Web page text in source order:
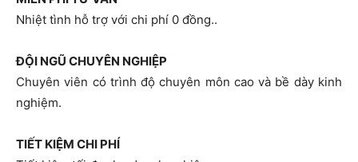
Nhiệt tình hỗ trợ với chi phí 0 đồng..
ĐỘI NGŨ CHUYÊN NGHIỆP
Chuyên viên có trình độ chuyên môn cao và bề dày kinh
nghiệm.
TIẾT KIỆM CHI PHÍ